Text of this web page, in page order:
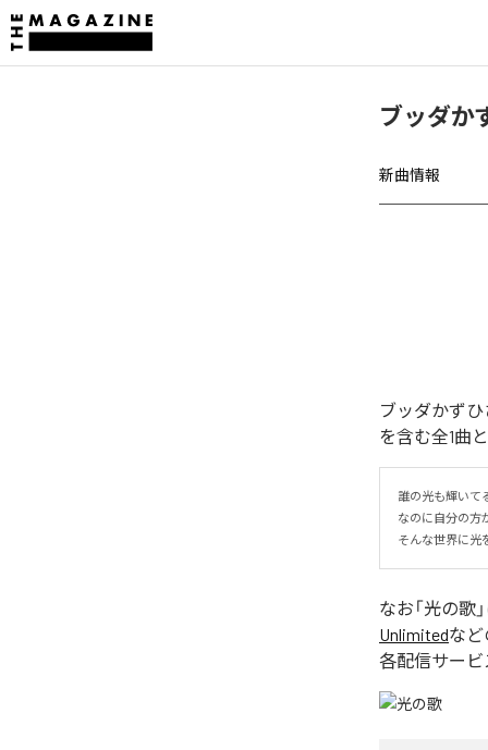
ブッダか
新曲情報
ブッダかずひ
を含む全1曲
誰の光も輝いて
なのに自分の方
そんな世界に光
なお「光の歌
Unlimitedなど
各配信サービ